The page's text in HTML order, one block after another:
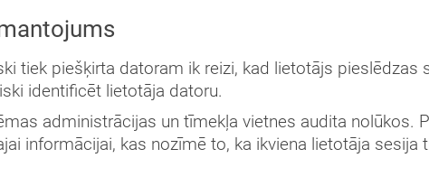
tiek piešķirta datoram ik reizi, kad lietotājs pieslēdzas
identificēt lietotāja datoru.
administrācijas un tīmekļa vietnes audita nolūkos.
informācijai, kas nozīmē to, ka ikviena lietotāja